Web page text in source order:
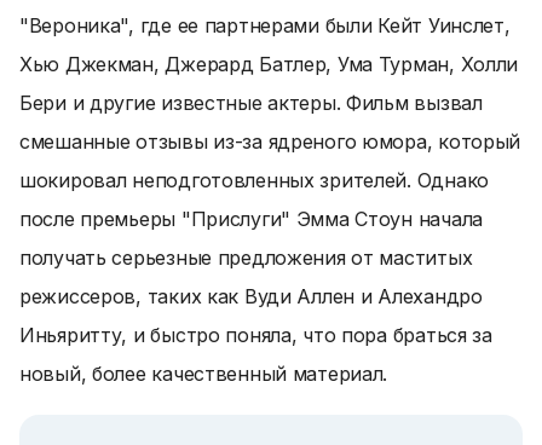
"Вероника", где ее партнерами были Кейт Уинслет,
Хью Джекман, Джерард Батлер, Ума Турман, Холли
Бери и другие известные актеры. Фильм вызвал
смешанные отзывы из-за ядреного юмора, который
шокировал неподготовленных зрителей. Однако
после премьеры "Прислуги" Эмма Стоун начала
получать серьезные предложения от маститых
режиссеров, таких как Вуди Аллен и Алехандро
Иньяритту, и быстро поняла, что пора браться за
новый, более качественный материал.